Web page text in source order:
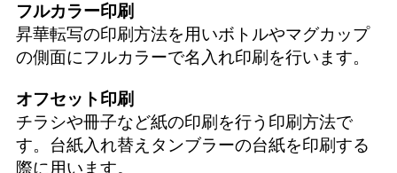
フルカラー印刷
昇華転写の印刷方法を用いボトルやマグカップ
の側面にフルカラーで名入れ印刷を行います。
オフセット印刷
チラシや冊子など紙の印刷を行う印刷方法で
す。台紙入れ替えタンブラーの台紙を印刷する
際に用います。